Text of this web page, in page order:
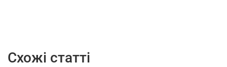
Схожі статті